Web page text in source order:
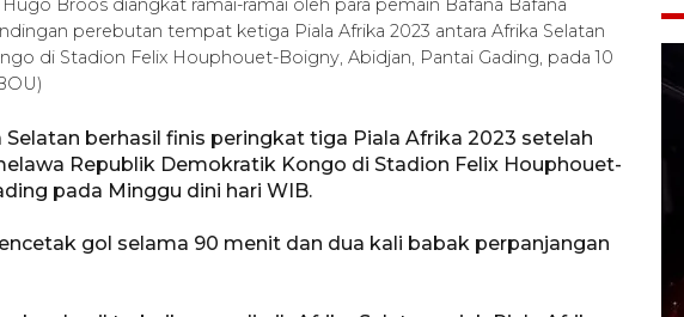
Broos diangkat ramai-ramai oleh para pemain Bafana Bafana
perebutan tempat ketiga Piala Afrika 2023 antara Afrika Selatan
di Stadion Felix Houphouet-Boigny, Abidjan, Pantai Gading, pada 10
Selatan berhasil finis peringkat tiga Piala Afrika 2023 setelah
Republik Demokratik Kongo di Stadion Felix Houphouet-
pada Minggu dini hari WIB.
gol selama 90 menit dan dua kali babak perpanjangan